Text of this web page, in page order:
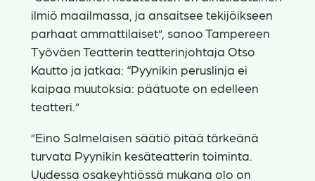
ilmiö maailmassa, ja ansaitsee tekijöikseen
parhaat ammattilaiset”, sanoo Tampereen
Työväen Teatterin teatterinjohtaja Otso
Kautto ja jatkaa: “Pyynikin peruslinja ei
kaipaa muutoksia: päätuote on edelleen
teatteri.”
”Eino Salmelaisen säätiö pitää tärkeänä
turvata Pyynikin kesäteatterin toiminta.
Uudessa osakeyhtiössä mukana olo on